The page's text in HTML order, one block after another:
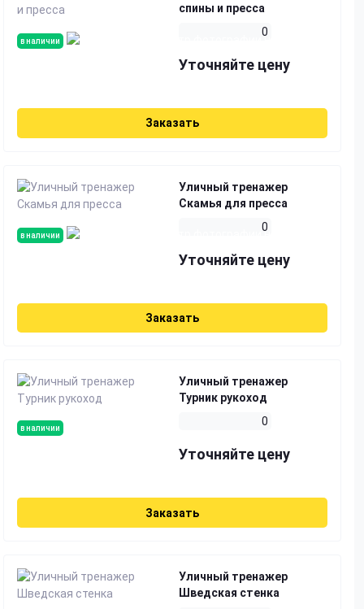
в наличии
спины и пресса
0
Уточняйте цену
Заказать
в наличии
Уличный тренажер
Скамья для пресса
0
Уточняйте цену
Заказать
в наличии
Уличный тренажер
Турник рукоход
0
Уточняйте цену
Заказать
Уличный тренажер
Шведская стенка